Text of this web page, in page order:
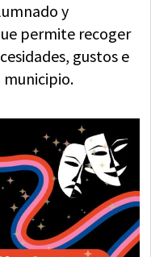
y
permite recoger
gustos e
municipio.